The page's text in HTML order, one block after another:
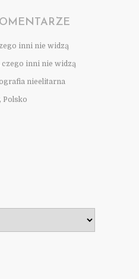
inni nie widzą
czego inni nie widzą
nieelitarna
Polsko